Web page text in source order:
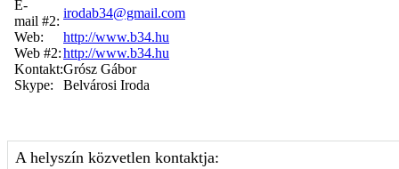
E-
mail #2:
irodab34@gmail.com
Web:
http://www.b34.hu
Web #2:http://www.b34.hu
Kontakt:Grósz Gábor
Skype:
Belvárosi Iroda
A helyszín közvetlen kontaktja: